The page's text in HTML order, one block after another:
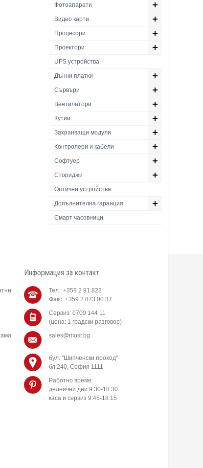
Фотоапарати
Видео карти
Процесори
Проектори
UPS устройства
Дънни платки
Сървъри
Вентилатори
Кутии
Захранващи модули
Контролери и кабели
Софтуер
Сториджи
Оптични устройства
Допълнителна гаранция
Смарт часовници
Информация за контакт
Тел.: +359 2 91 823
Факс: +359 2 873 00 37
Сервиз: 0700 144 11
(цена: 1 градски разговор)
sales@most.bg
бул. "Шипченски проход"
бл.240, София 1111
Работно време:
делнични дни 9:30-18:30
каса и сервиз 9:45-18:15